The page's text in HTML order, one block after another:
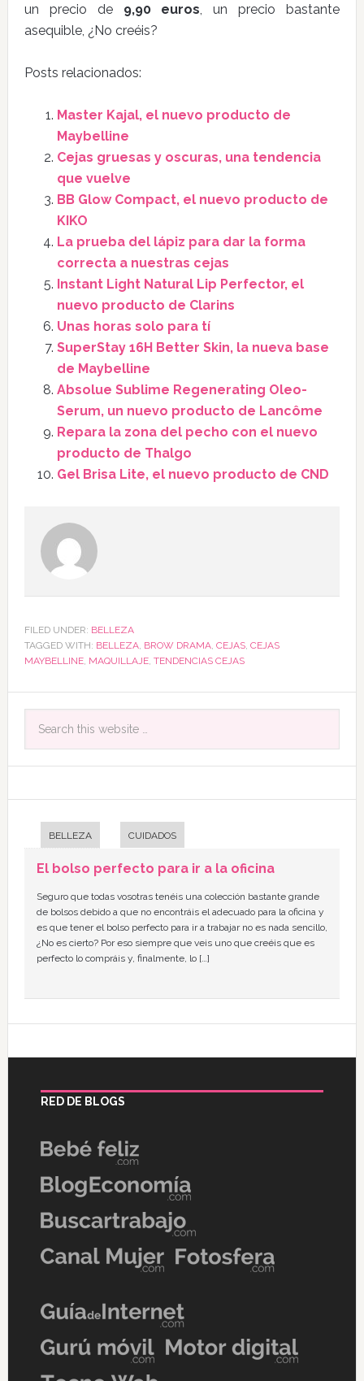
un precio de 9,90 euros , un precio bastante
asequible, ¿No creéis?
Posts relacionados:
Master Kajal, el nuevo producto de
Maybelline
Cejas gruesas y oscuras, una tendencia
que vuelve
BB Glow Compact, el nuevo producto de
KIKO
La prueba del lápiz para dar la forma
correcta a nuestras cejas
Instant Light Natural Lip Perfector, el
nuevo producto de Clarins
Unas horas solo para tí
SuperStay 16H Better Skin, la nueva base
de Maybelline
Absolue Sublime Regenerating Oleo-
Serum, un nuevo producto de Lancôme
Repara la zona del pecho con el nuevo
producto de Thalgo
Gel Brisa Lite, el nuevo producto de CND
FILED UNDER: BELLEZA
TAGGED WITH: BELLEZA, BROW DRAMA, CEJAS, CEJAS
MAYBELLINE, MAQUILLAJE, TENDENCIAS CEJAS
BELLEZA CUIDADOS
El bolso perfecto para ir a la oficina
Seguro que todas vosotras tenéis una colección bastante grande
de bolsos debido a que no encontráis el adecuado para la oficina y
es que tener el bolso perfecto para ir a trabajar no es nada sencillo,
¿No es cierto? Por eso siempre que veis uno que creéis que es
perfecto lo compráis y, finalmente, lo […]
RED DE BLOGS